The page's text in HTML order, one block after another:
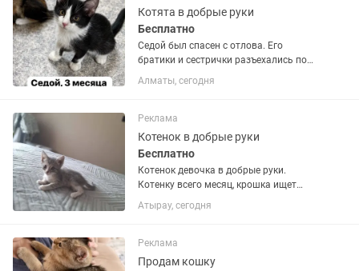
Котята в добрые руки
Бесплатно
Седой был спасен с отлова. Его
братики и сестрички разъехались по
домам, а он все еще ждет свою семью.
Только в ответственные руки, без
Алматы, сегодня
Реклама
Котенок в добрые руки
Бесплатно
Котенок девочка в добрые руки.
Котенку всего месяц, крошка ищет
любящую семью, малышка
самостоятельная, сама кушает, сама
Крошка помещается в ладонь.
Атырау, сегодня
Реклама
Продам кошку